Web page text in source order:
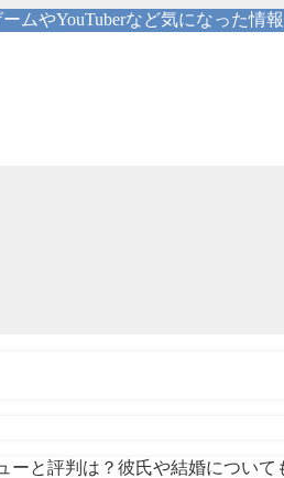
ムやYouTuberなど気になった情